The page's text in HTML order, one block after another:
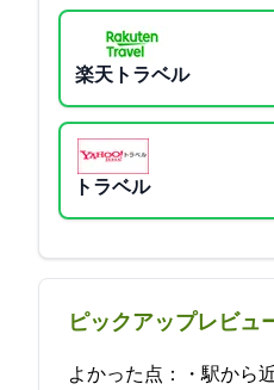
楽天トラベル
Yahoo!トラベル
ピックアップレビュ
よかった点：・駅から